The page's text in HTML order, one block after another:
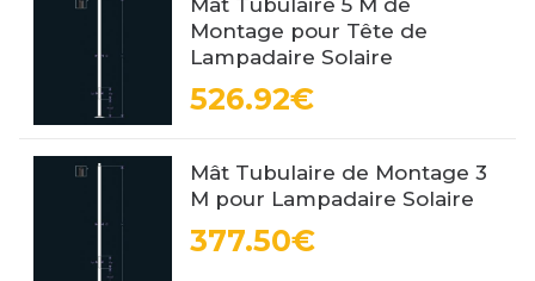
Montage pour Tête de
Lampadaire Solaire
526.92€
Mât Tubulaire de Montage 3
M pour Lampadaire Solaire
377.50€